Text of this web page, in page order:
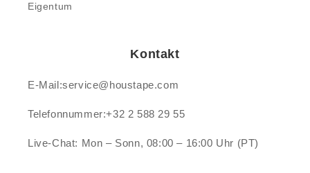
Eigentum
Kontakt
E-Mail:service@houstape.com
Telefonnummer:+32 2 588 29 55
Live-Chat: Mon – Sonn, 08:00 – 16:00 Uhr (PT)